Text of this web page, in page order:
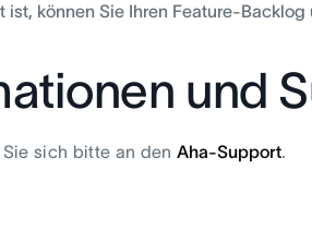
können Sie Ihren Feature-
und
sich bitte an den Aha-Support.